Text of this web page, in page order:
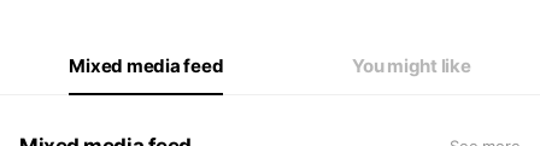
Mixed media feed You might like